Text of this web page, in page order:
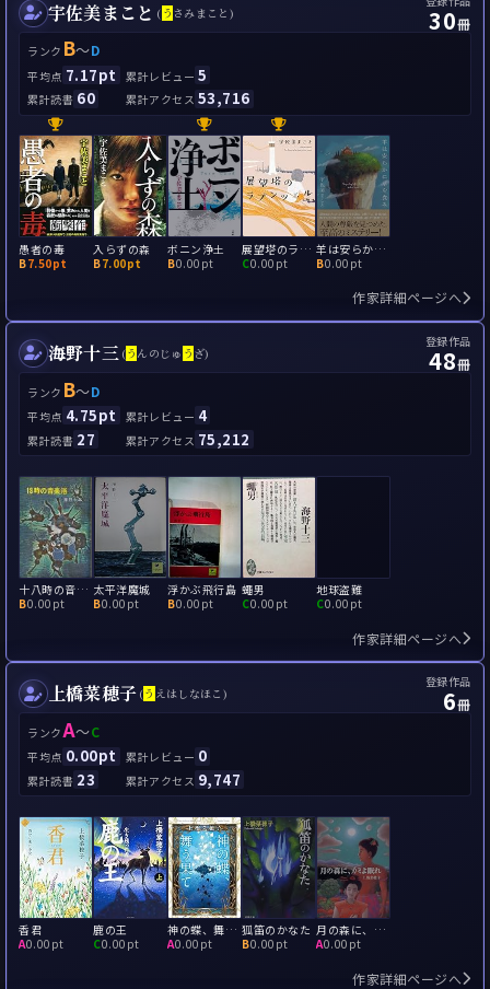
宇佐美まこと ( う さみまこと) 30冊
ランク B～D
平均点 7.17pt 累計レビュー 5
累計読書 60 累計アクセス 53,716
愚者の毒
B7.50pt
入らずの森
B7.00pt
ボニン浄土
B0.00pt
展望塔のラプンツェル
C0.00pt
羊は安らかに草を食み
B0.00pt
作家詳細ページへ
海野十三 (う んのじゅ う ざ)
登録作品
48冊
ランク B～D
平均点 4.75pt 累計レビュー 4
累計読書 27 累計アクセス 75,212
十八時の音楽浴
B0.00pt
太平洋魔城
B0.00pt
浮かぶ飛行島
B0.00pt
蠅男
C0.00pt
地球盗難
C0.00pt
作家詳細ページへ
上橋菜穂子 (う えはしなほこ)
登録作品
6冊
ランクA～C
平均点 0.00pt 累計レビュー 0
累計読書 23 累計アクセス 9,747
香君
A0.00pt
鹿の王
C0.00pt
神の蝶、舞う果て
A0.00pt
狐笛のかなた
B0.00pt
月の森に、カミよ眠れ
A0.00pt
作家詳細ページへ